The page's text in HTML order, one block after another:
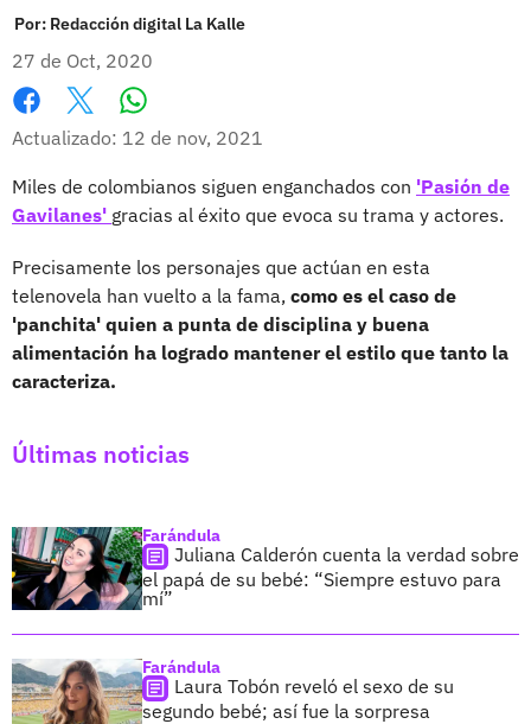
Por: Redacción digital La Kalle
27 de Oct, 2020
Facebook
X
Actualizado: 12 de nov, 2021
Miles de colombianos siguen enganchados con 'Pasión de
Gavilanes' gracias al éxito que evoca su trama y actores.
Precisamente los personajes que actúan en esta
telenovela han vuelto a la fama, como es el caso de
'panchita' quien a punta de disciplina y buena
alimentación ha logrado mantener el estilo que tanto la
caracteriza.
Últimas noticias
Farándula
Juliana Calderón cuenta la verdad sobre
el papá de su bebé: “Siempre estuvo para
mí”
Farándula
Laura Tobón reveló el sexo de su
segundo bebé; así fue la sorpresa